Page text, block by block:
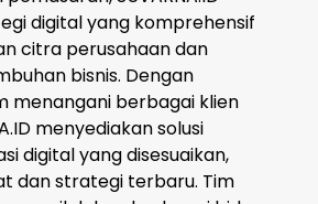
digital yang komprehensif
citra perusahaan dan
bisnis. Dengan
menangani berbagai klien
menyediakan solusi
digital yang disesuaikan,
dan strategi terbaru. Tim